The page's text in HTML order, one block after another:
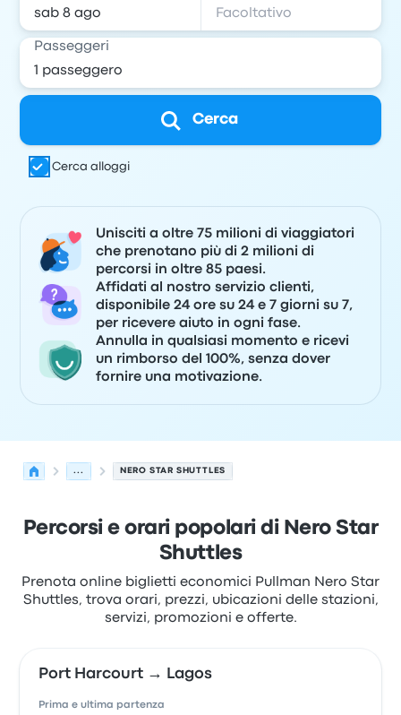
Passeggeri
Cerca
Cerca alloggi
Unisciti a oltre 75 milioni di viaggiatori
che prenotano più di 2 milioni di
percorsi in oltre 85 paesi.
Affidati al nostro servizio clienti,
disponibile 24 ore su 24 e 7 giorni su 7,
per ricevere aiuto in ogni fase.
Annulla in qualsiasi momento e ricevi
un rimborso del 100%, senza dover
fornire una motivazione.
... NERO STAR SHUTTLES
Percorsi e orari popolari di Nero Star
Shuttles
Prenota online biglietti economici Pullman Nero Star
Shuttles, trova orari, prezzi, ubicazioni delle stazioni,
servizi, promozioni e offerte.
Port Harcourt → Lagos
Prima e ultima partenza